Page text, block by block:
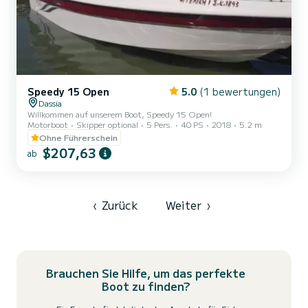
Speedy 15 Open 5.0 (1 bewertungen)
Dassia
Willkommen auf unserem Boot, Speedy 15 Open!
Motorboot
Skipper optional 5 Pers. 40 PS 2018
5.2 m
Ohne Führerschein
ab $207,63
‹ Zurück Weiter ›
Brauchen Sie Hilfe, um das perfekte
Boot zu finden?